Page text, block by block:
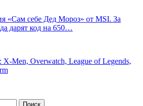
«Сам себе Дед Мороз» от MSI. За
дарят код на 650…
X-Men, Overwatch, League of Legends,